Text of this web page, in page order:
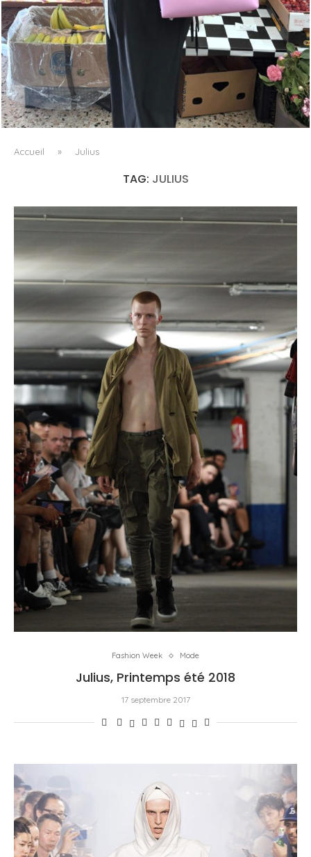
LE BAULETTO DE MM6 MAISON MARGIELA, OU LA
GÉOMÉTRIE COMME SEUL ORNEMENT
Accueil » Julius
TAG: JULIUS
Fashion Week Mode
Julius, Printemps été 2018
17 septembre 2017